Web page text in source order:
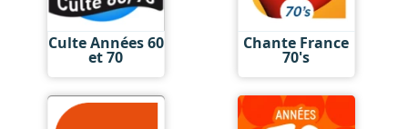
Culte Années 60
et 70
Chante France
70's